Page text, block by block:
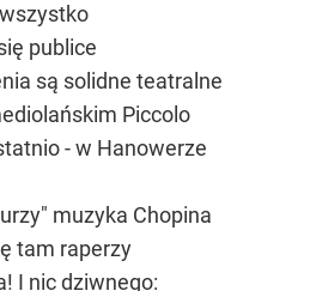
publice
są solidne teatralne
Piccolo
- w Hanowerze
muzyka Chopina
tam raperzy
I nic dziwnego: